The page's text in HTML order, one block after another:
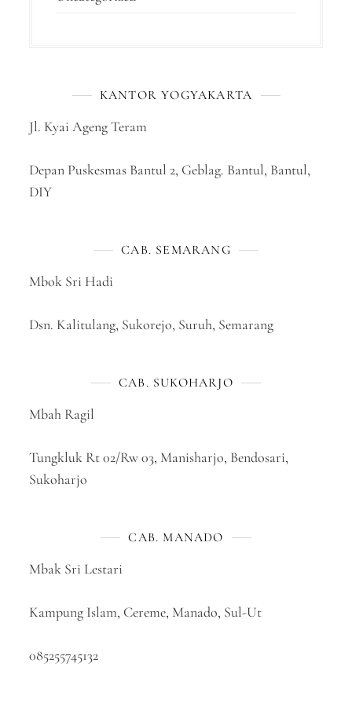
KANTOR YOGYAKARTA
Jl. Kyai Ageng Teram
Depan Puskesmas Bantul 2, Geblag. Bantul, Bantul,
DIY
CAB. SEMARANG
Mbok Sri Hadi
Dsn. Kalitulang, Sukorejo, Suruh, Semarang
CAB. SUKOHARJO
Mbah Ragil
Tungkluk Rt 02/Rw 03, Manisharjo, Bendosari,
Sukoharjo
CAB. MANADO
Mbak Sri Lestari
Kampung Islam, Cereme, Manado, Sul-Ut
085255745132